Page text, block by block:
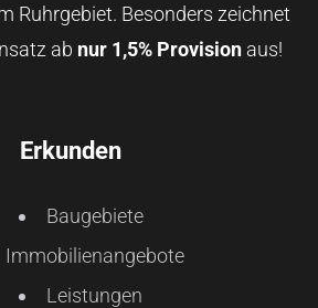
Ruhrgebiet. Besonders zeichnet
ab nur 1,5% Provisionaus!
Erkunden
Baugebiete
Immobilienangebote
Leistungen